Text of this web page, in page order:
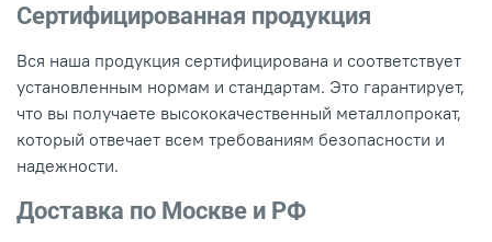
Сертифицированная продукция
Вся наша продукция сертифицирована и соответствует
установленным нормам и стандартам. Это гарантирует,
что вы получаете высококачественный металлопрокат,
который отвечает всем требованиям безопасности и
надежности.
Доставка по Москве и РФ